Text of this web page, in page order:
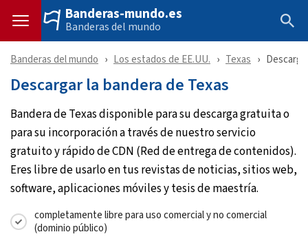
Banderas-mundo.es
Banderas del mundo
Banderas del mundo Los estados de EE.UU. Texas
Descargar la bandera de Texas
Bandera de Texas disponible para su descarga gratuita o
para su incorporación a través de nuestro servicio
gratuito y rápido de CDN (Red de entrega de contenidos).
Eres libre de usarlo en tus revistas de noticias, sitios web,
software, aplicaciones móviles y tesis de maestría.
completamente libre para uso comercial y no comercial
(dominio público)